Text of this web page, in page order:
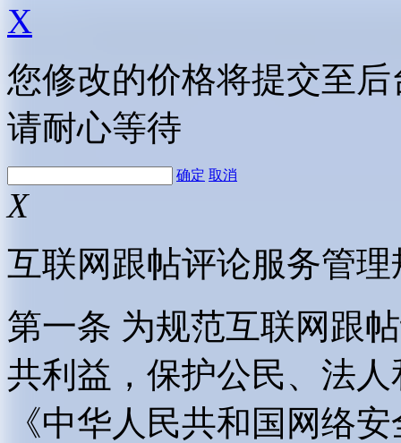
X
您修改的价格将提交至
请耐心等待
确定 取消
X
互联网跟帖评论服务管理
第一条 为规范互联网跟
共利益，保护公民、法
《中华人民共和国网络